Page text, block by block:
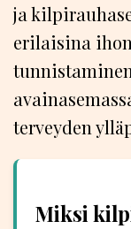
ja
erilaisina
terveyden
Miksi